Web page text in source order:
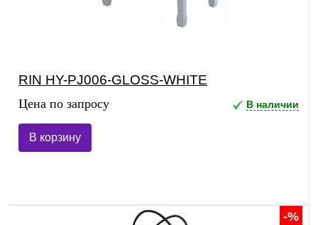
RIN HY-PJ006-GLOSS-WHITE
Цена по запросу В наличии
В корзину
-%